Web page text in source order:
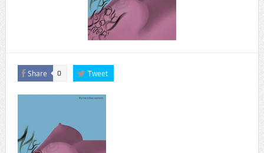
CINEMA×STYLE 285号
CINEMA×STYLE 294号
Share 0 Tweet